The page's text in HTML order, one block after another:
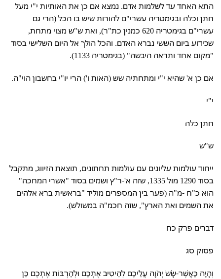
התא האחד עד לשלמות אדם. נמצא אם כן את האותיות י"י מעל
חתן וכלה ובגימטריה עשרי"ם להורות שיש בו הכל (הרי גם
עשרי"ם בגימטריה 620 כמנין כת"ר), ואת ש"ש מצוי מתחת,
שכידוע ביום הששי נברא האדם. והכל הולך אל היום השלישי בסוד
"מקום אחד ותראה היבשה" (בגימטריה 1133).
אם כן א' שהיא י"י ומתחתיה שש (האות ו') הרי יו"י בחשבון הוי"ה.
י"י
חתן כלה
ש"ש
ייחוד עולמות עליונים עם עולמות תחתונים, תוצאת הזיווג, מתקבל
בסוד 1290 מול 1335, שזה א'-ר"ץ ושמים בסוד "אשרי המחכה"
הוא כ"ח -מ"ה (פער בין המספרים מוליד "בראשית ברא אלהים
את השמים ואת הארץ", שזה חכמ"ה במשולש).
דברים פרק כח
פסוק סג
וְהָיָה כַּאֲשֶׁר-שָׂשׂ יְהֹוָה עֲלֵיכֶם לְהֵיטִיב אֶתְכֶם וּלְהַרְבּוֹת אֶתְכֶם כֵּן